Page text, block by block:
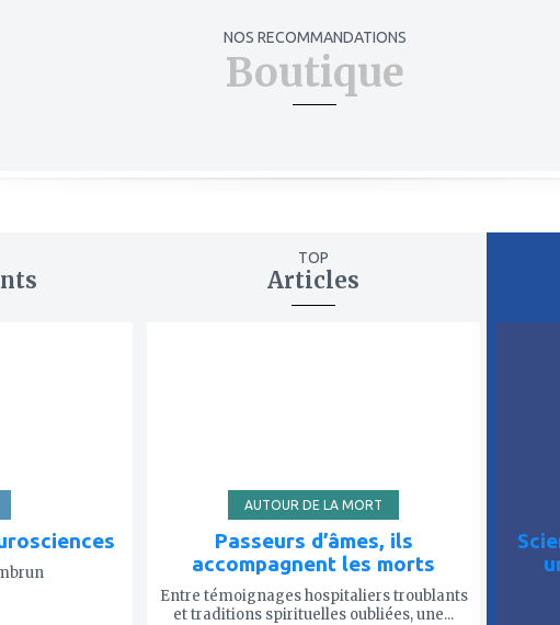
NOS RECOMMANDATIONS
Boutique
TOP
Articles
AUTOUR DE LA MORT
Passeurs d’âmes, ils
accompagnent les morts
Entre témoignages hospitaliers troublants
et traditions spirituelles oubliées, une...